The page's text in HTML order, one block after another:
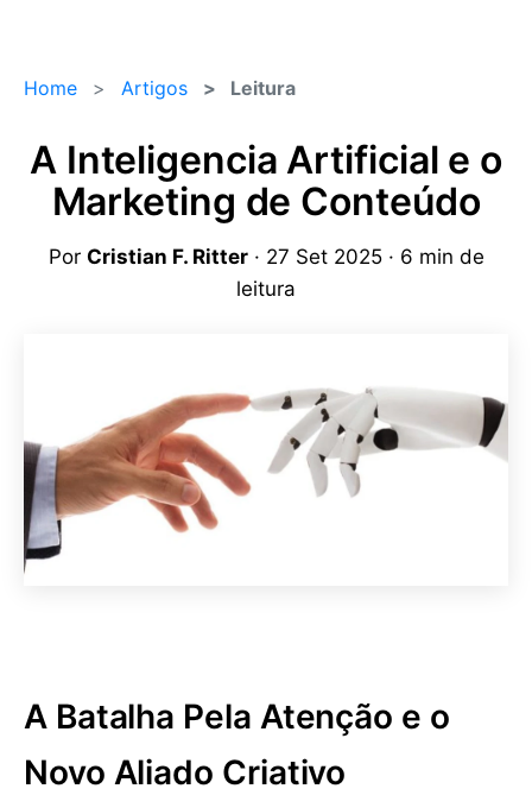
Home Artigos Leitura
A Inteligencia Artificial e o
Marketing de Conteúdo
Por Cristian F. Ritter· 27 Set 2025 · 6 min de
leitura
A Batalha Pela Atenção e o
Novo Aliado Criativo